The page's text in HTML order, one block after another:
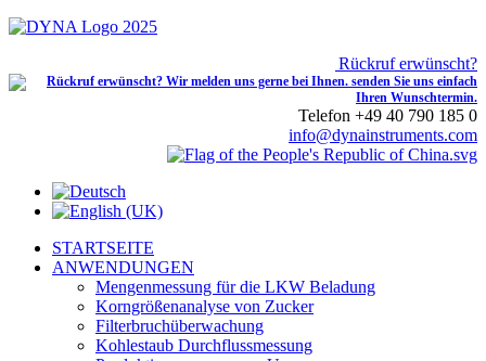
Rückruf erwünscht?
Telefon +49 40 790 185 0
info@dynainstruments.com
STARTSEITE
ANWENDUNGEN
Mengenmessung für die LKW Beladung
Korngrößenanalyse von Zucker
Filterbruchüberwachung
Kohlestaub Durchflussmessung